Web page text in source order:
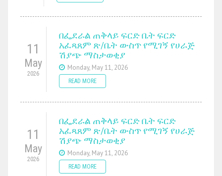
11
May
2026
በፌደራል ጠቅላይ ፍርድ ቤት ፍርድ
አፈጻጸም ጽ/ቤት ውስጥ የሚገኝ የሀራጅ
ሽያጭ ማስታወቂያ
Monday, May 11, 2026
READ MORE
11
May
2026
በፌደራል ጠቅላይ ፍርድ ቤት ፍርድ
አፈጻጸም ጽ/ቤት ውስጥ የሚገኝ የሀራጅ
ሽያጭ ማስታወቂያ
Monday, May 11, 2026
READ MORE